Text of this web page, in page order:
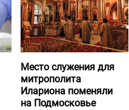
Место служения для
митрополита
Илариона поменяли
на Подмосковье